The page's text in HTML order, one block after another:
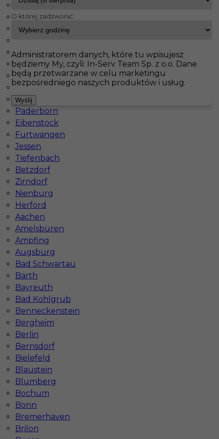
InServ Oferty pracy
Pokaż filtr
Weisenheim
Weilerswist
Holzwickede
Walldorf
Oberhausen
Nürnberg
Veitshöchheim
Wolnzach
Paderborn
Eibenstock
Furtwangen
Jessen
Tiefenbach
Betzdorf
Zirndorf
Nienburg
Herford
Aachen
Amelsbüren
Ampfing
Augsburg
Bad Schwartau
Barth
Bayreuth
Bad Kohlgrub
Benneckenstein
Bergheim
Berlin
Bernsdorf
Bielefeld
Blaustein
Blumberg
Bochum
Bonn
Bremerhaven
Brilon
Praca monter płyt gk / monter sufitów za
granicą
Kategoria Prace wykończeniowe
Lokalizacja
Wymagane języki
Stawka 15 - 17 € / h
Znaleziono 1 wyników
Najczęściej zadawane pytania (FAQ)
Jak znaleźć pracę za granicą?
Czy praca Niemcy na budowie nadal się
opłaca przy obecnych kosztach życia?
O której zadzwonić:
Administratorem danych, które tu wpisujesz
będziemy My, czyli: In-Serv Team Sp. z o.o. Dane
będą przetwarzane w celu marketingu
bezpośredniego naszych produktów i usług.
Wyślij